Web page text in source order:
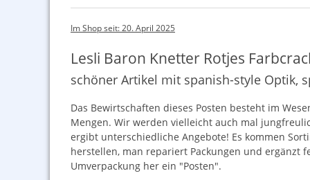
Im Shop seit: 20. April 2025
Lesli Baron Knetter Rotjes
schöner Artikel mit spanish-style Optik,
Das Bewirtschaften dieses Posten besteht im
Mengen. Wir werden vielleicht auch mal
ergibt unterschiedliche Angebote! Es kommen
herstellen, man repariert Packungen und ergänzt
Umverpackung her ein "Posten".